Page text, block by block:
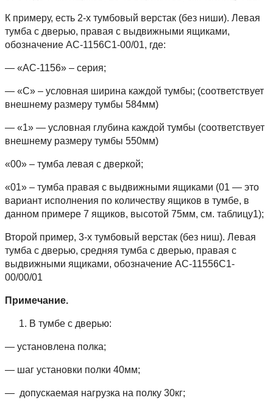
К примеру, есть 2-х тумбовый верстак (без ниши). Левая
тумба с дверью, правая с выдвижными ящиками,
обозначение АС-1156С1-00/01, где:
— «АС-1156» – серия;
— «С» – условная ширина каждой тумбы; (соответствует
внешнему размеру тумбы 584мм)
— «1» — условная глубина каждой тумбы (соответствует
внешнему размеру тумбы 550мм)
«00» – тумба левая с дверкой;
«01» – тумба правая с выдвижными ящиками (01 — это
вариант исполнения по количеству ящиков в тумбе, в
данном примере 7 ящиков, высотой 75мм, см. таблицу1);
Второй пример, 3-х тумбовый верстак (без ниш). Левая
тумба с дверью, средняя тумба с дверью, правая с
выдвижными ящиками, обозначение АС-11556С1-
00/00/01
Примечание.
В тумбе с дверью:
— установлена полка;
— шаг установки полки 40мм;
— допускаемая нагрузка на полку 30кг;